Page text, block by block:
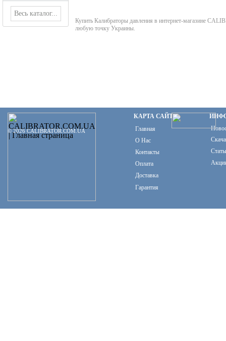
Купить Калибраторы давления в интернет-магазине
любую точку Украины.
© 2026 CALIBRATOR.COM.UA
КАРТА САЙТА
Главная
О Нас
Контакты
Оплата
Доставка
Гарантия